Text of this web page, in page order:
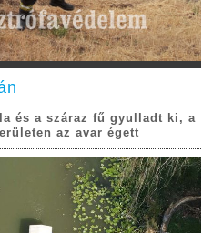
és a száraz fű gyulladt ki, a
az avar égett